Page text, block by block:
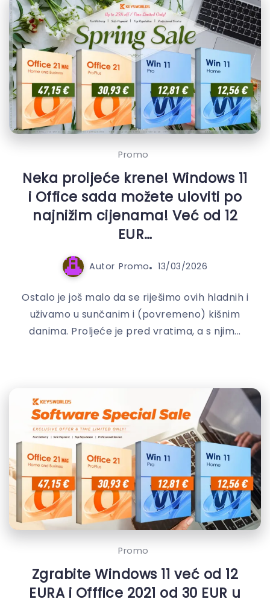
Promo
Neka proljeće krene! Windows 11
i Office sada možete uloviti po
najnižim cijenama! Već od 12
EUR…
Autor Promo 13/03/2026
Ostalo je još malo da se riješimo ovih hladnih i
uživamo u sunčanim i (povremeno) kišnim
danima. Proljeće je pred vratima, a s njim...
Promo
Zgrabite Windows 11 već od 12
EURA i Offfice 2021 od 30 EUR u